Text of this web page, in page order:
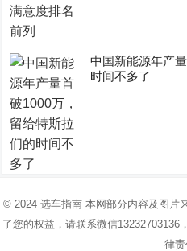
中国新能源年产
时间不多了
© 2024 选车指南本网部分内容及图片
了您的权益，请联系微信
律